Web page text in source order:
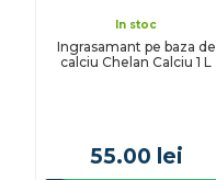
In stoc
Ingrasamant pe baza de
calciu Chelan Calciu 1 L
55.00 lei